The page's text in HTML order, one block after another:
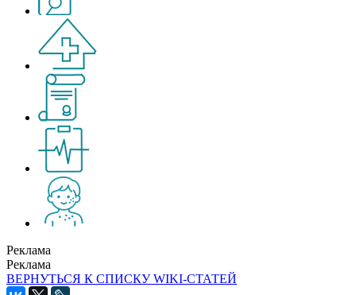
Реклама
Реклама
ВЕРНУТЬСЯ К СПИСКУ WIKI-СТАТЕЙ